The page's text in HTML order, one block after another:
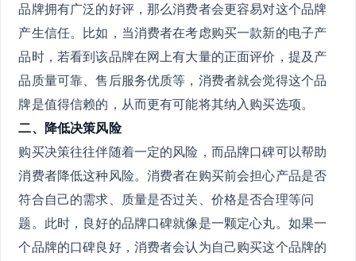
品牌拥有广泛的好评，那么消费者会更容易对这个品牌
产生信任。比如，当消费者在考虑购买一款新的电子产
品时，若看到该品牌在网上有大量的正面评价，提及产
品质量可靠、售后服务优质等，消费者就会觉得这个品
牌是值得信赖的，从而更有可能将其纳入购买选项。
二、降低决策风险
购买决策往往伴随着一定的风险，而品牌口碑可以帮助
消费者降低这种风险。消费者在购买前会担心产品是否
符合自己的需求、质量是否过关、价格是否合理等问
题。此时，良好的品牌口碑就像是一颗定心丸。如果一
个品牌的口碑良好，消费者会认为自己购买这个品牌的